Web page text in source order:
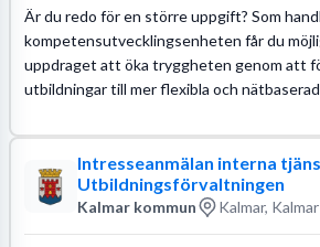
Är du redo för en större uppgift? Som
kompetensutvecklingsenheten får du
uppdraget att öka tryggheten genom att
utbildningar till mer flexibla och
Intresseanmälan interna
Utbildningsförvaltningen
Kalmar kommun Kalmar,